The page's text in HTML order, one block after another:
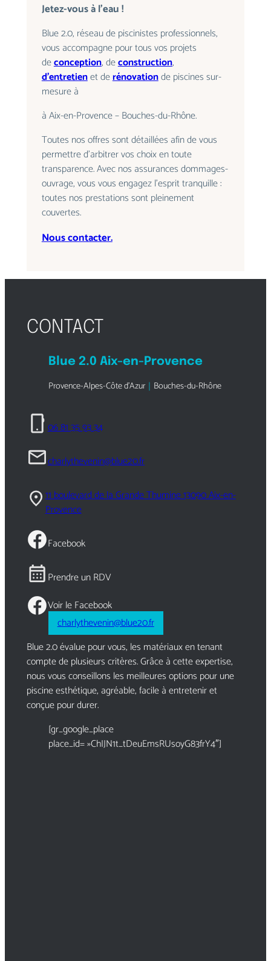
Jetez-vous à l’eau !
Blue 2.0, réseau de piscinistes professionnels,
vous accompagne pour tous vos projets
deconception, deconstruction,
d’entretienet derénovationde piscines sur-
mesure à
àAix-en-Provence–Bouches-du-Rhône.
Toutes nos offres sont détaillées afin de vous
permettre d’arbitrer vos choix en toute
transparence. Avec nos assurances dommages-
ouvrage, vous vous engagez l’esprit tranquille :
toutes nos prestations sont pleinement
couvertes.
Nous contacter.
CONTACT
Blue 2.0 Aix-en-Provence
Provence-Alpes-Côte d’Azur｜ Bouches-du-Rhône
06 81 35 93 34
charlythevenin@blue20.fr
11 boulevard de la Grande Thumine 13090 Aix-en-
Provence
Facebook
Prendre un RDV
Voir le Facebook
charlythevenin@blue20.fr
Blue 2.0 évalue pour vous, les matériaux en tenant
compte de plusieurs critères. Grâce à cette expertise,
nous vous conseillons les meilleures options pour une
piscine esthétique, agréable, facile à entretenir et
conçue pour durer.
[gr_google_place
place_id= »ChIJN1t_tDeuEmsRUsoyG83frY4″]